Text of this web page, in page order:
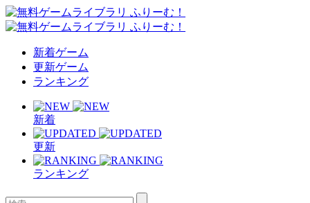
新着ゲーム
更新ゲーム
ランキング
新着
更新
ランキング